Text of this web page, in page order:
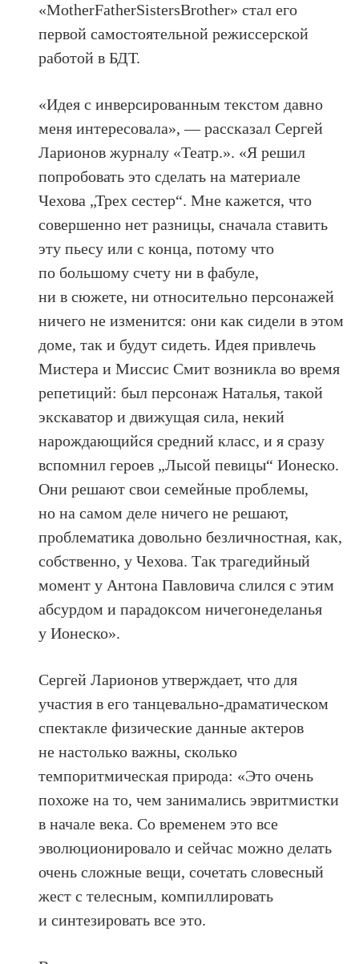
«MotherFatherSistersBrother» стал его
первой самостоятельной режиссерской
работой в БДТ.
«Идея с инверсированным текстом давно
меня интересовала», — рассказал Сергей
Ларионов журналу «Театр.». «Я решил
попробовать это сделать на материале
Чехова „Трех сестер“. Мне кажется, что
совершенно нет разницы, сначала ставить
эту пьесу или с конца, потому что
по большому счету ни в фабуле,
ни в сюжете, ни относительно персонажей
ничего не изменится: они как сидели в этом
доме, так и будут сидеть. Идея привлечь
Мистера и Миссис Смит возникла во время
репетиций: был персонаж Наталья, такой
экскаватор и движущая сила, некий
нарождающийся средний класс, и я сразу
вспомнил героев „Лысой певицы“ Ионеско.
Они решают свои семейные проблемы,
но на самом деле ничего не решают,
проблематика довольно безличностная, как,
собственно, у Чехова. Так трагедийный
момент у Антона Павловича слился с этим
абсурдом и парадоксом ничегонеделанья
у Ионеско».
Сергей Ларионов утверждает, что для
участия в его танцевально-драматическом
спектакле физические данные актеров
не настолько важны, сколько
темпоритмическая природа: «Это очень
похоже на то, чем занимались эвритмистки
в начале века. Со временем это все
эволюционировало и сейчас можно делать
очень сложные вещи, сочетать словесный
жест с телесным, компиллировать
и синтезировать все это.